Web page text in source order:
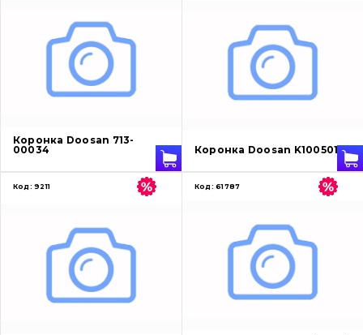
Коронка Doosan 713-
00034
Коронка Doosan K1005018
Код: 9211 Код: 61787